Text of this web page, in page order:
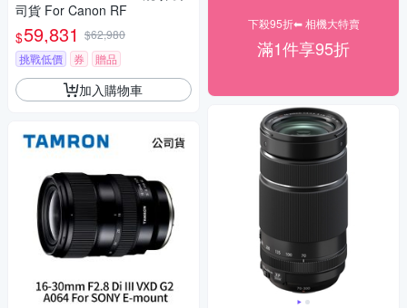
司貨 For Canon RF
$59,831 $62,980
挑戰低價
券 贈品
加入購物車
下殺95折⬅︎ 相機大特賣
滿1件享95折